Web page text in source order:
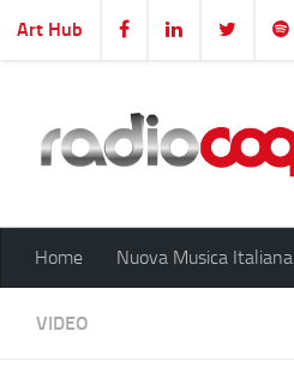
Salta al contenuto
Art Hub
Home Nuova Musica Italiana
VIDEO